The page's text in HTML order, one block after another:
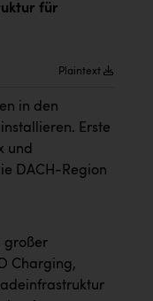
für
Plaintext
in den
Erste
und
DACH-Region
großer
Charging,